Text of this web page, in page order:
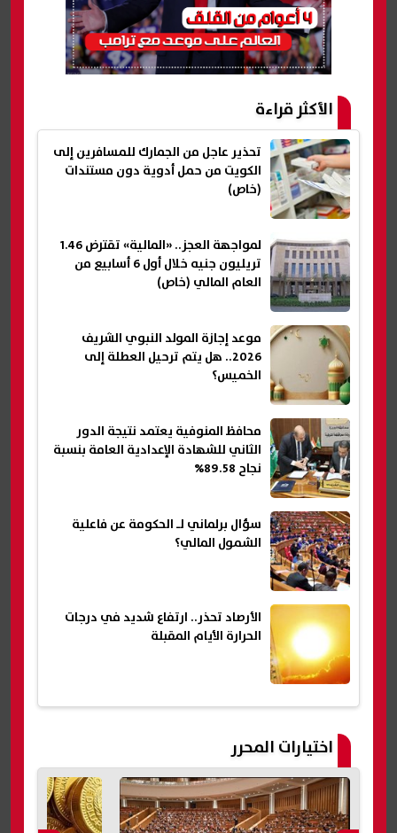
الأكثر قراءة
تحذير عاجل من الجمارك للمسافرين إلى
الكويت من حمل أدوية دون مستندات
(خاص)
لمواجهة العجز.. «المالية» تقترض 1.46
تريليون جنيه خلال أول 6 أسابيع من
العام المالي (خاص)
موعد إجازة المولد النبوي الشريف
2026.. هل يتم ترحيل العطلة إلى
الخميس؟
محافظ المنوفية يعتمد نتيجة الدور
الثاني للشهادة الإعدادية العامة بنسبة
نجاح 89.58%
سؤال برلماني لـ الحكومة عن فاعلية
الشمول المالي؟
الأرصاد تحذر.. ارتفاع شديد في درجات
الحرارة الأيام المقبلة
اختيارات المحرر